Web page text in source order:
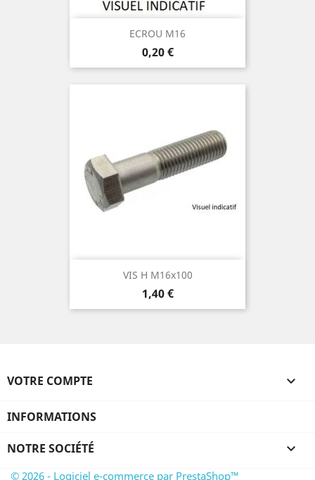
ECROU M16
Prix
0,20 €
VIS H M16x100
Prix
1,40 €
VOTRE COMPTE 
INFORMATIONS
NOTRE SOCIÉTÉ 
© 2026 - Logiciel e-commerce par PrestaShop™